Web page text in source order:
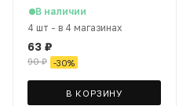
В наличии
4 шт - в 4 магазинах
63 ₽
90₽ -30%
В КОРЗИНУ